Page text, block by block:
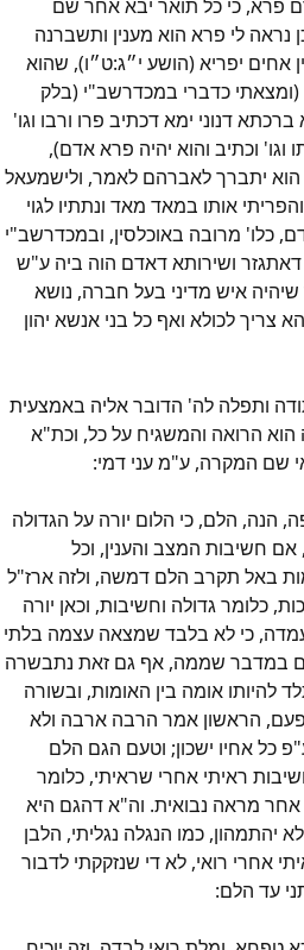
פרא, כי כל תואר יבא אחר שם
נראה לי פרא הוא מענין ותשברנה
אחים יפריא (הושע י״ג:ט״ו), שהוא
(ומצאתי כדברי במכדרשב"י (בלק
דנוני ימא דכתיב פרו ורבו וגו'
וגו' וכתיב והוא יהיה פרא אדם),
הוא יתברך לאברהם לאמר, ולישמעאל
אותו במאד מאד ונתתיו לגוי
כלו' מרובה באוכלסין, ובמכדרשב"י
ושירותא דאדם הוה ביה ע"ש
שיהיה איש מדיני בעל חברה, נושא
צריך לכולא ואף כל בני אנשא יהון
ותפלה לה' הדובר אליה באמצעית
הוא הרואה והמשגיח על כל, וכת"א
שם המקרה, ע"מ עני דמי:
הנה, הלם, כי הלום יורה על הגדולה
חשיבות המצב והענין, וכל
באל תקרב הלם דמשה, ולזה ארז"ל
כלומר גדולה וחשיבות, וכאן יורה
כי לא בלבד שמצאה עצמה בלתי
במדבר שממה, אף גם זאת נתבשרה
להיותו אומה בין האומות, ובשורה
הראשון אמר הרבה ארבה ולא
כל אחיו ישכון; וטעם הגם הלם
ראיתי אחרי שראיתי, כלומר
מראה נבואית. וה"א דהגם היא
יהתמהון, כמו הנגלה נגליתי, הלבן
אחרי רואי, לא די שנזקקתי לדבור
עד הלם: